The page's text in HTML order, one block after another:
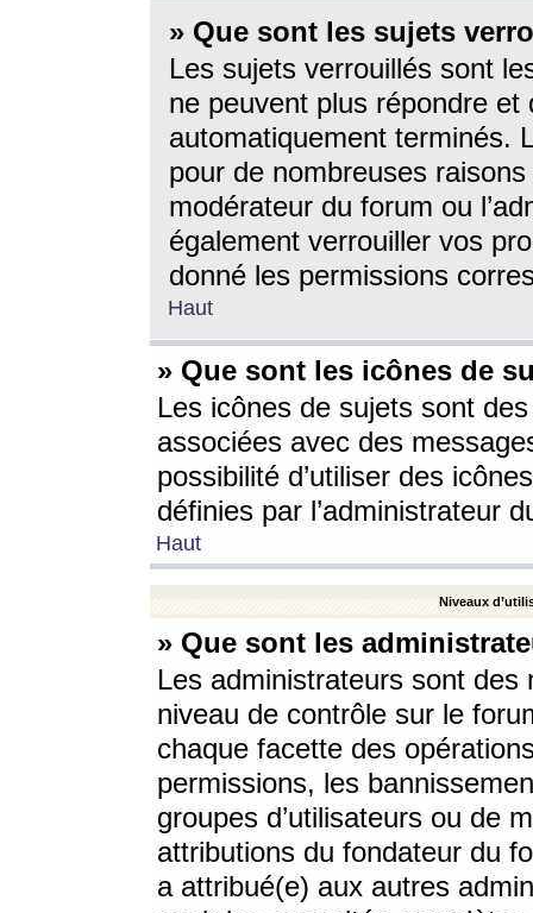
» Que sont les sujets
Les sujets verrouillés sont
ne peuvent plus répondre
automatiquement terminés.
pour de nombreuses
modérateur du forum ou
également verrouiller vos
donné les permissions
Haut
» Que sont les icônes de
Les icônes de sujets sont
associées avec des
possibilité d’utiliser des
définies par l’administrateur
Haut
Niveaux
» Que sont les
Les administrateurs sont
niveau de contrôle sur le
chaque facette des
permissions, les
groupes d’utilisateurs ou de
attributions du fondateur du
a attribué(e) aux autres